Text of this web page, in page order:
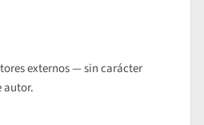
externos — sin carácter
autor.